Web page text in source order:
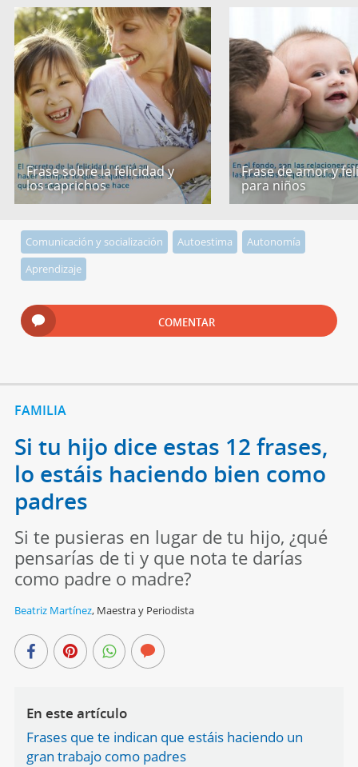
Frase sobre la felicidad y
los caprichos
Frase de amor y
para niños
Comunicación y socialización Autoestima
Autonomía
Aprendizaje
COMENTAR
FAMILIA
Si tu hijo dice estas 12 frases,
lo estáis haciendo bien como
padres
Si te pusieras en lugar de tu hijo, ¿qué
pensarías de ti y que nota te darías
como padre o madre?
Beatriz Martínez, Maestra y Periodista
En este artículo
Frases que te indican que estáis haciendo un
gran trabajo como padres